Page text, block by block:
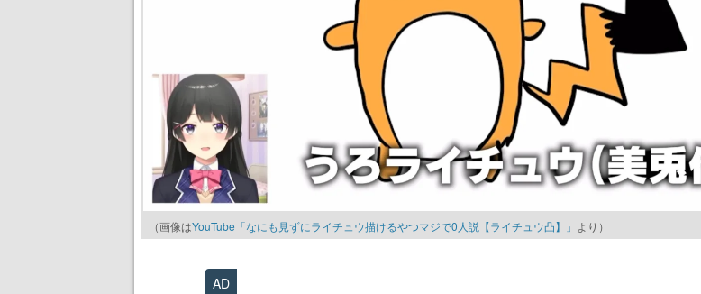
（画像はYouTube「なにも見ずにライチュウ描けるやつマジで0人説【ライチュウ凸】」 より）
AD